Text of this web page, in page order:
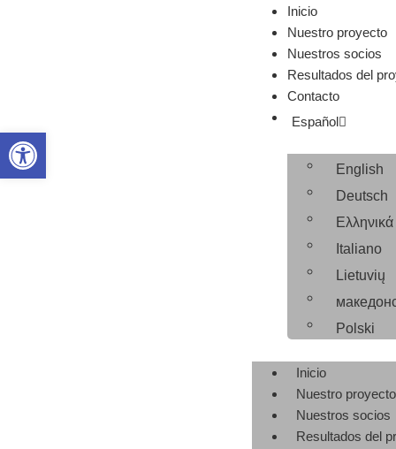
Inicio
Nuestro proyecto
Nuestros socios
Resultados del
Contacto
Español
English
Deutsch
Ελληνικά
Italiano
Lietuvių
Polski
Inicio
Nuestro proyecto
Nuestros socios
Resultados del
Abrir barra de herramientas